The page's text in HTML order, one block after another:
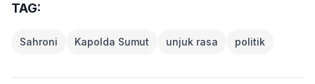
TAG:
Sahroni Kapolda Sumut unjuk rasa politik